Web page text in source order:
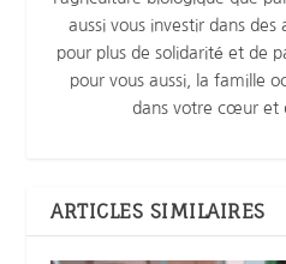
aussi vous investir dans
pour plus de solidarité et de
pour vous aussi, la famille
dans votre cœur et
ARTICLES SIMILAIRES